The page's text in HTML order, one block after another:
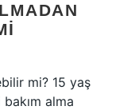
mi? 15 yaş
alma